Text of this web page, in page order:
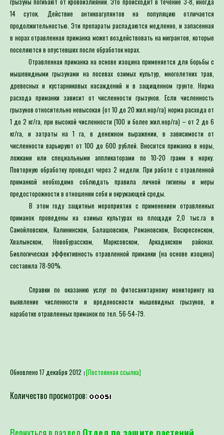
14 суток. Действие антикоагулянтов на популяцию отличается
продолжительностью. Эти препараты распадаются медленно, и запасенная
в норах отравленная приманка может воздействовать на мигрантов, которые
поселяются в опустевших после обработок норах.
Отравленная приманка на основе изоцина применяется для борьбы с
мышевидными грызунами на посевах озимых культур, многолетних трав,
древесных и кустарниковых насаждений и в защищенном грунте. Норма
расхода приманки зависит от численности грызунов. Если численность
грызунов относительно невысокая (от 10 до 20 жил.нор/га) норма расхода от
1 до 2 кг/га, при высокой численности (100 и более жил.нор/га) – от 2 до 6
кг/га, и затраты на 1 га, в денежном выражении, в зависимости от
численности варьируют от 100 до 600 рублей. Вносится приманка в норы,
ложками или специальными аппликаторами по 10-20 грамм в норку.
Повторную обработку проводят через 2 недели. При работе с отравленной
приманкой необходимо соблюдать правила личной гигиены и меры
предосторожности в отношении себя и окружающей среды.
В этом году защитные мероприятия с применением отравленных
приманок проведены на озимых культурах на площади 2,0 тыс.га в
Самойловском, Калининском, Балашовском, Романовском, Воскресенском,
Хвалынском, Новобурасском, Марксовском, Аркадакском районах.
Биологическая эффективность отравленной приманки (на основе изоцина)
составила 78-90%.
Справки по оказанию услуг по фитосанитарному мониторингу на
выявление численности и вредоносности мышевидных грызунов, и
наработке отравленных приманок по тел. 56-54-79.
Обновлено 17 декабря 2012 [Постоянная ссылка]
Количество просмотров:
Вернуться в раздел Отдел по защите растений